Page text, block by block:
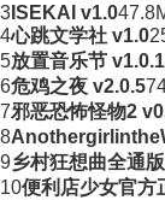
3 ISEKAI v1.0
4心跳文学社 v1.0
5放置音乐节 v1.0.1
6危鸡之夜 v2.0.5
7邪恶恐怖怪物2
8
9乡村狂想曲全通
10便利店少女官方